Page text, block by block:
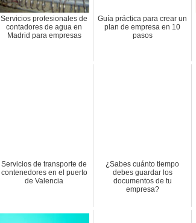
Servicios profesionales de
contadores de agua en
Madrid para empresas
Guía práctica para crear un
plan de empresa en 10
pasos
Servicios de transporte de
contenedores en el puerto
de Valencia
¿Sabes cuánto tiempo
debes guardar los
documentos de tu
empresa?